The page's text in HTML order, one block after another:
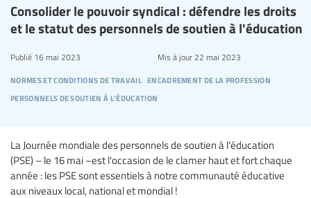
Consolider le pouvoir syndical : défendre les droits
et le statut des personnels de soutien à l'éducation
normes et conditions de travail encadrement de la profession
personnels de soutien à l’éducation
Publié 16 mai 2023 Mis à jour22 mai 2023
La Journée mondiale des personnels de soutien à l'éducation
(PSE) – le 16 mai –est l'occasion de le clamer haut et fort chaque
année : les PSE sont essentiels à notre communauté éducative
aux niveaux local, national et mondial !